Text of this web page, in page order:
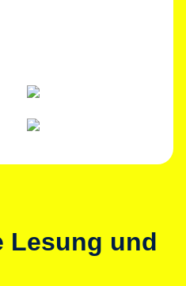
Lesung und